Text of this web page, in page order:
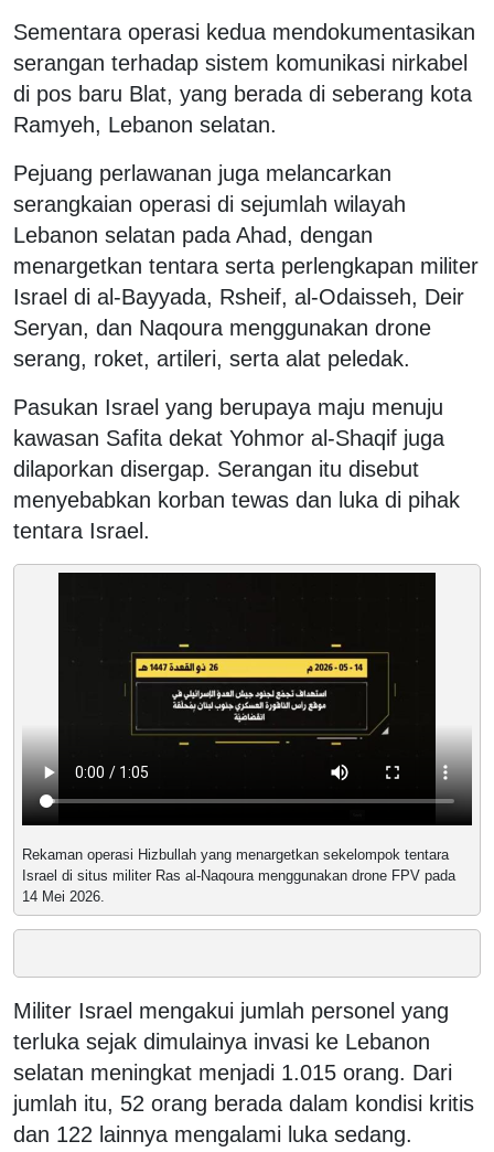
Sementara operasi kedua mendokumentasikan
serangan terhadap sistem komunikasi nirkabel
di pos baru Blat, yang berada di seberang kota
Ramyeh, Lebanon selatan.
Pejuang perlawanan juga melancarkan
serangkaian operasi di sejumlah wilayah
Lebanon selatan pada Ahad, dengan
menargetkan tentara serta perlengkapan militer
Israel di al-Bayyada, Rsheif, al-Odaisseh, Deir
Seryan, dan Naqoura menggunakan drone
serang, roket, artileri, serta alat peledak.
Pasukan Israel yang berupaya maju menuju
kawasan Safita dekat Yohmor al-Shaqif juga
dilaporkan disergap. Serangan itu disebut
menyebabkan korban tewas dan luka di pihak
tentara Israel.
Rekaman operasi Hizbullah yang menargetkan sekelompok tentara
Israel di situs militer Ras al-Naqoura menggunakan drone FPV pada
14 Mei 2026.
Militer Israel mengakui jumlah personel yang
terluka sejak dimulainya invasi ke Lebanon
selatan meningkat menjadi 1.015 orang. Dari
jumlah itu, 52 orang berada dalam kondisi kritis
dan 122 lainnya mengalami luka sedang.